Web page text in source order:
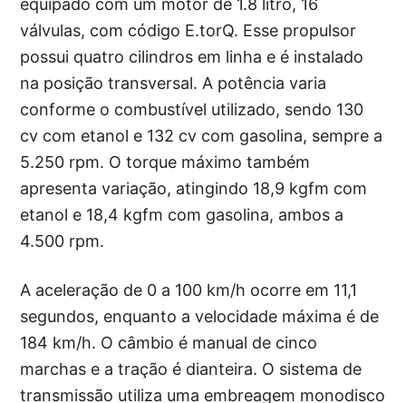
equipado com um motor de 1.8 litro, 16
válvulas, com código E.torQ. Esse propulsor
possui quatro cilindros em linha e é instalado
na posição transversal. A potência varia
conforme o combustível utilizado, sendo 130
cv com etanol e 132 cv com gasolina, sempre a
5.250 rpm. O torque máximo também
apresenta variação, atingindo 18,9 kgfm com
etanol e 18,4 kgfm com gasolina, ambos a
4.500 rpm.
A aceleração de 0 a 100 km/h ocorre em 11,1
segundos, enquanto a velocidade máxima é de
184 km/h. O câmbio é manual de cinco
marchas e a tração é dianteira. O sistema de
transmissão utiliza uma embreagem monodisco